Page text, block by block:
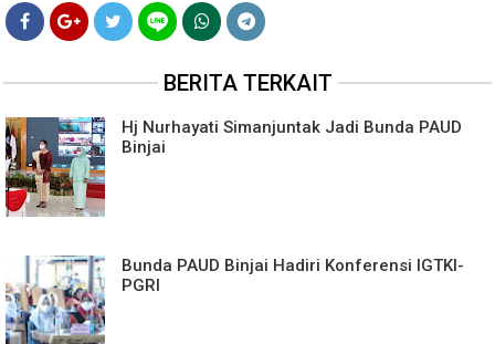
BERITA TERKAIT
Hj Nurhayati Simanjuntak Jadi Bunda PAUD
Binjai
Bunda PAUD Binjai Hadiri Konferensi IGTKI-
PGRI